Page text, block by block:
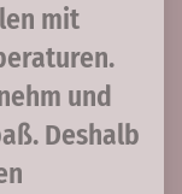
mit
und
Deshalb